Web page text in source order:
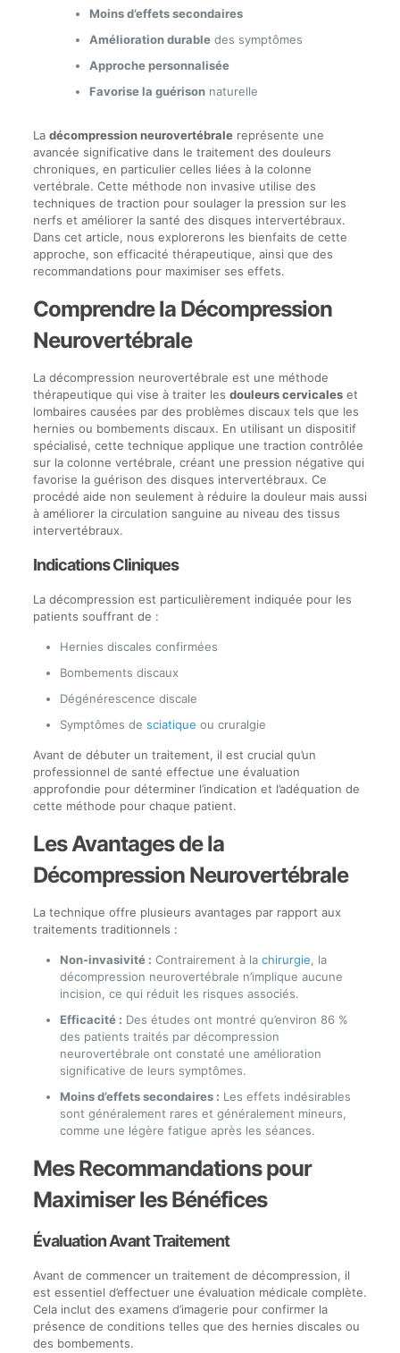
Moins d’effets secondaires
Amélioration durabledes symptômes
Approche personnalisée
Favorise la guérisonnaturelle
La décompression neurovertébralereprésente une
avancée significative dans le traitement des douleurs
chroniques, en particulier celles liées à la colonne
vertébrale. Cette méthode non invasive utilise des
techniques de traction pour soulager la pression sur les
nerfs et améliorer la santé des disques intervertébraux.
Dans cet article, nous explorerons les bienfaits de cette
approche, son efficacité thérapeutique, ainsi que des
recommandations pour maximiser ses effets.
Comprendre la Décompression
Neurovertébrale
La décompression neurovertébrale est une méthode
thérapeutique qui vise à traiter les douleurs cervicaleset
lombaires causées par des problèmes discaux tels que les
hernies ou bombements discaux. En utilisant un dispositif
spécialisé, cette technique applique une traction contrôlée
sur la colonne vertébrale, créant une pression négative qui
favorise la guérison des disques intervertébraux. Ce
procédé aide non seulement à réduire la douleur mais aussi
à améliorer la circulation sanguine au niveau des tissus
intervertébraux.
Indications Cliniques
La décompression est particulièrement indiquée pour les
patients souffrant de :
Hernies discales confirmées
Bombements discaux
Dégénérescence discale
Symptômes de sciatique ou cruralgie
Avant de débuter un traitement, il est crucial qu’un
professionnel de santé effectue une évaluation
approfondie pour déterminer l’indication et l’adéquation de
cette méthode pour chaque patient.
Les Avantages de la
Décompression Neurovertébrale
La technique offre plusieurs avantages par rapport aux
traitements traditionnels :
Non-invasivité : Contrairement à la chirurgie, la
décompression neurovertébrale n’implique aucune
incision, ce qui réduit les risques associés.
Efficacité : Des études ont montré qu’environ 86 %
des patients traités par décompression
neurovertébrale ont constaté une amélioration
significative de leurs symptômes.
Moins d’effets secondaires : Les effets indésirables
sont généralement rares et généralement mineurs,
comme une légère fatigue après les séances.
Mes Recommandations pour
Maximiser les Bénéfices
Évaluation Avant Traitement
Avant de commencer un traitement de décompression, il
est essentiel d’effectuer une évaluation médicale complète.
Cela inclut des examens d’imagerie pour confirmer la
présence de conditions telles que des hernies discales ou
des bombements.